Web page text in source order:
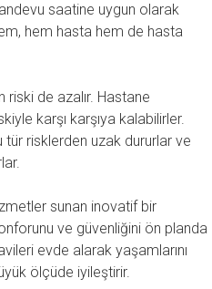
saatine uygun olarak
hem hasta hem de hasta
riski de azalır. Hastane
karşı karşıya kalabilirler.
risklerden uzak dururlar ve
sunan inovatif bir
ve güvenliğini ön planda
evde alarak yaşamlarını
ölçüde iyileştirir.